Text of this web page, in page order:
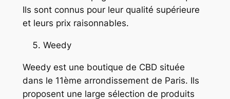
Ils sont connus pour leur qualité supérieure
et leurs prix raisonnables.
Weedy
Weedy est une boutique de CBD située
dans le 11ème arrondissement de Paris. Ils
proposent une large sélection de produits